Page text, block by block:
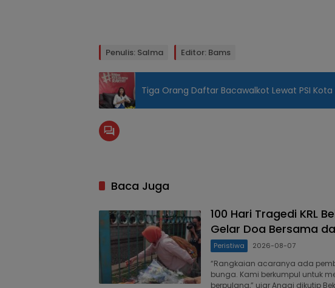
Penulis: Salma Editor: Bams
Tiga Orang Daftar Bacawalkot Lewat PSI Kota
Baca Juga
100 Hari Tragedi KRL
Gelar Doa Bersama
Peristiwa 2026-08-07
“Rangkaian acaranya ada
bunga. Kami berkumpul untuk
berpulang,” ujar Anggi dikutip